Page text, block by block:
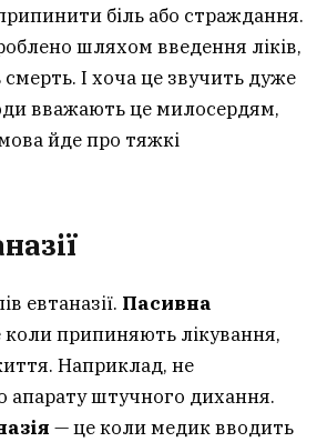
біль або страждання.
шляхом введення ліків,
І хоча це звучить дуже
вважають це милосердям,
йде про тяжкі
евтаназії. Пасивна
коли припиняють лікування,
Наприклад, не
апарату штучного дихання.
— це коли медик вводить